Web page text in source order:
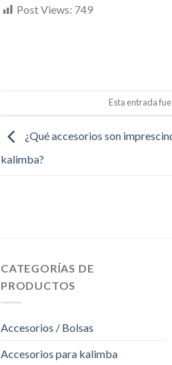
Post Views: 749
Esta entrada
¿Qué accesorios son
kalimba?
CATEGORÍAS DE
PRODUCTOS
Accesorios / Bolsas
Accesorios para kalimba